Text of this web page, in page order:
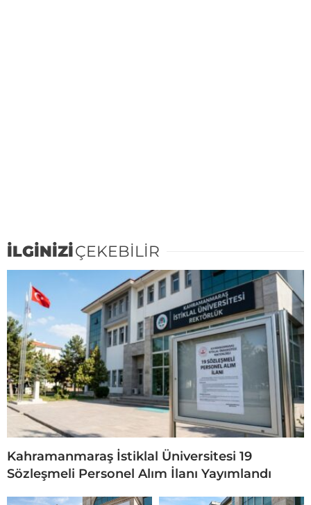
İLGİNİZİÇEKEBİLİR
Kahramanmaraş İstiklal Üniversitesi 19
Sözleşmeli Personel Alım İlanı Yayımlandı